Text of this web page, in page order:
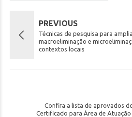
PREVIOUS
Técnicas de pesquisa para
macroeliminação e
contextos locais
Confira a lista de aprovados
Certificado para Área de